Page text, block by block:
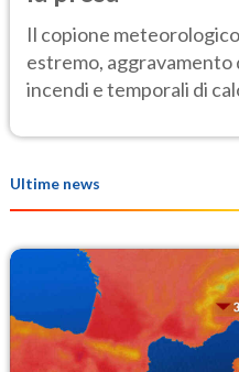
Il copione
estremo, aggravamento
incendi e temporali di
Ultime news